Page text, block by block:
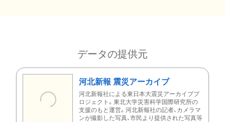
データの提供元
河北新報 震災アーカイブ
河北新報社による東日本大震災アーカイブプ
ロジェクト。東北大学災害科学国際研究所の
支援のもと運営。河北新報社の記者、カメラマ
ンが撮影した写真、市民より提供された写真等